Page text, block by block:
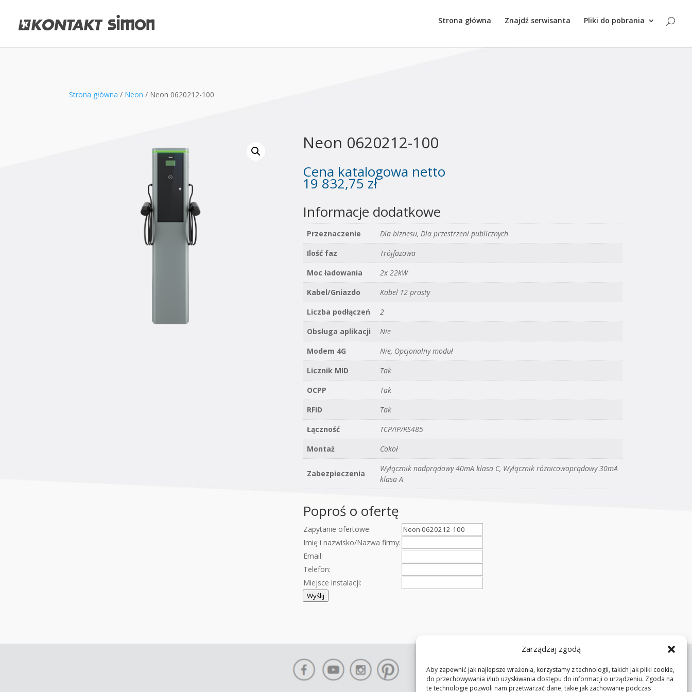
Zarządzaj zgodą
Aby zapewnić jak najlepsze wrażenia, korzystamy z technologii, takich jak pliki cookie,
do przechowywania i/lub uzyskiwania dostępu do informacji o urządzeniu. Zgoda na
te technologie pozwoli nam przetwarzać dane, takie jak zachowanie podczas
Strona główna Znajdź serwisanta Pliki do pobrania
Strona główna / Neon / Neon 0620212-100
Neon 0620212-100
Cena katalogowa netto
19 832,75 zł
Informacje dodatkowe
Przeznaczenie
Dla biznesu, Dla przestrzeni publicznych
Ilość faz
Trójfazowa
Moc ładowania
2x 22kW
Kabel/Gniazdo
Kabel T2 prosty
Liczba podłączeń
2
Obsługa aplikacji
Nie
Modem 4G
Nie, Opcjonalny moduł
Licznik MID
Tak
OCPP
Tak
RFID
Tak
Łączność
TCP/IP/RS485
Montaż
Cokoł
Zabezpieczenia
Wyłącznik nadprądowy 40mA klasa C, Wyłącznik różnicowoprądowy 30mA
klasa A
Poproś o ofertę
Zapytanie ofertowe:
Imię i nazwisko/Nazwa firmy:
Email:
Telefon:
Miejsce instalacji:
Wyślij